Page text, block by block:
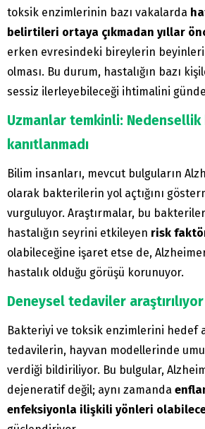
toksik enzimlerinin bazı vakalarda
belirtileri ortaya çıkmadan yıllar
erken evresindeki bireylerin
olması. Bu durum, hastalığın bazı
sessiz ilerleyebileceği ihtimalini
Uzmanlar temkinli: Nedensellik
kanıtlanmadı
Bilim insanları, mevcut bulguların
olarak bakterilerin yol açtığını
vurguluyor. Araştırmalar, bu
hastalığın seyrini etkileyen risk
olabileceğine işaret etse de,
hastalık olduğu görüşü korunuyor.
Deneysel tedaviler araştırılıyor
Bakteriyi ve toksik enzimlerini hedef
tedavilerin, hayvan modellerinde
verdiği bildiriliyor. Bu bulgular,
dejeneratif değil; aynı zamanda
enfeksiyonla ilişkili yönleri